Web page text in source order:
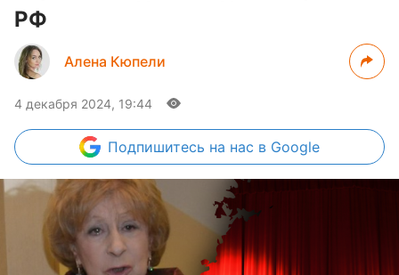
РФ
Алена Кюпели
4 декабря 2024, 19:44
Подпишитесь на нас в Google